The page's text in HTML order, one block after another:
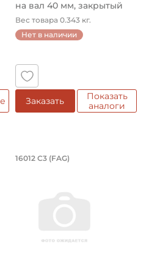
на вал 40 мм, закрытый
Вес товара 0.343 кг.
Нет в наличии
Заказать
Показать
аналоги
мм,
Подшипник
16012 С3 (FAG)